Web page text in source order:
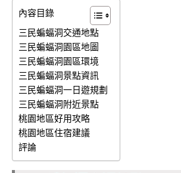
內容目錄
三民蝙蝠洞交通地點
三民蝙蝠洞園區地圖
三民蝙蝠洞園區環境
三民蝙蝠洞景點資訊
三民蝙蝠洞一日遊規劃
三民蝙蝠洞附近景點
桃園地區好用攻略
桃園地區住宿建議
評論